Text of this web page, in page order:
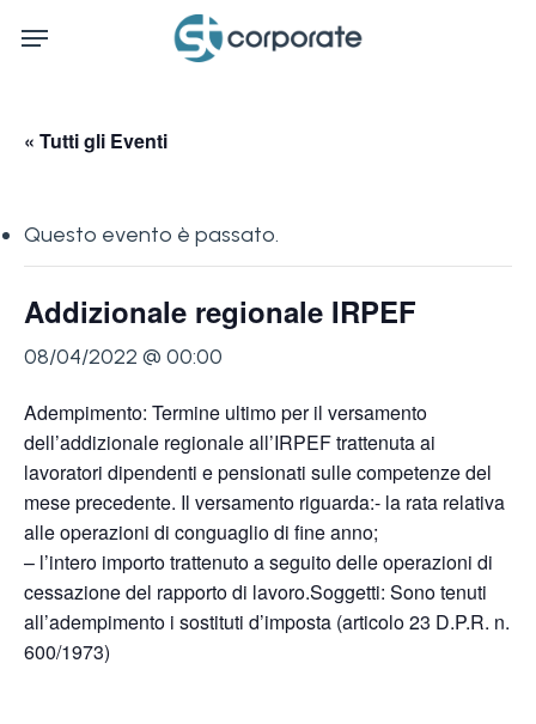
Menu
« Tutti gli Eventi
Questo evento è passato.
Addizionale regionale IRPEF
08/04/2022 @ 00:00
Adempimento: Termine ultimo per il versamento
dell’addizionale regionale all’IRPEF trattenuta ai
lavoratori dipendenti e pensionati sulle competenze del
mese precedente. Il versamento riguarda:- la rata relativa
alle operazioni di conguaglio di fine anno;
– l’intero importo trattenuto a seguito delle operazioni di
cessazione del rapporto di lavoro.Soggetti: Sono tenuti
all’adempimento i sostituti d’imposta (articolo 23 D.P.R. n.
600/1973)